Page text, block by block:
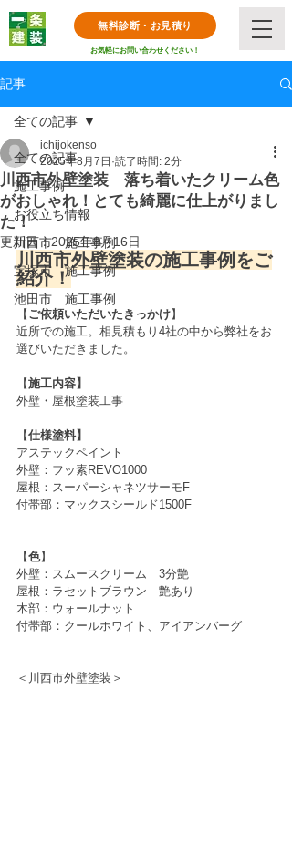
無料診断・お見積り
お気軽にお問い合わせください！
記事
全ての記事
施工事例
お役立ち情報
川西市 施工事例
宝塚市 施工事例
池田市 施工事例
全ての記事
川西市外壁塗装 落ち着いたクリーム色
がおしゃれ！とても綺麗に仕上がりまし
た！
ichijokenso
2025年8月7日 読了時間: 2分
更新日：2025年8月16日
川西市外壁塗装の施工事例をご
紹介！
【 ご依頼いただいたきっかけ】
近所での施工。相見積もり4社の中から弊社をお
選びいただきました。
【施工内容】
外壁・屋根塗装工事
【仕様塗料】
アステックペイント
外壁：フッ素REVO1000
屋根：スーパーシャネツサーモF
付帯部：マックスシールド1500F
【色】
外壁：スムースクリーム　3分艶
屋根：ラセットブラウン　艶あり
木部：ウォールナット
付帯部：クールホワイト、アイアンバーグ
＜川西市外壁塗装＞